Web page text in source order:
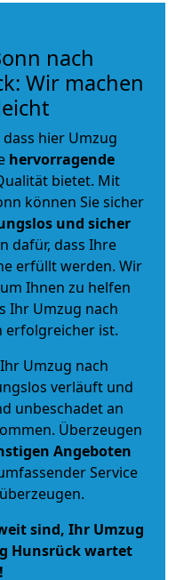
nach
Wir machen
hier Umzug
hervorragende
bietet. Mit
können Sie sicher
und sicher
dafür, dass Ihre
erfüllt werden. Wir
Ihnen zu helfen
Ihr Umzug nach
erfolgreicher ist.
Umzug nach
verläuft und
unbeschadet an
Überzeugen
Angeboten
Service
sind, Ihr Umzug
Hunsrück wartet